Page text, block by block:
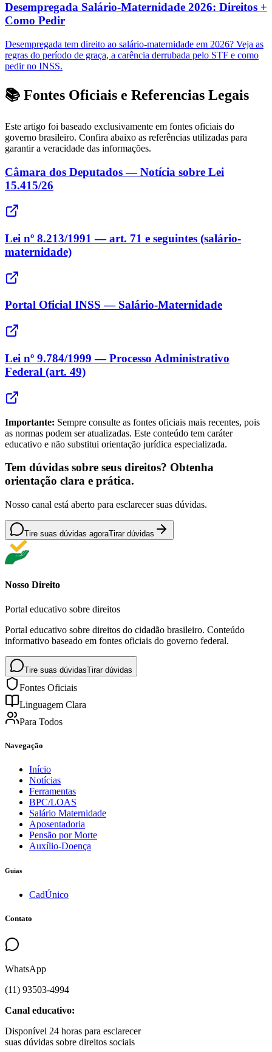
Desempregada Salário-Maternidade 2026: Direitos +
Como Pedir
Desempregada tem direito ao salário-maternidade em 2026? Veja as
regras do período de graça, a carência derrubada pelo STF e como
pedir no INSS.
📚 Fontes Oficiais e Referencias Legais
Este artigo foi baseado exclusivamente em fontes oficiais do
governo brasileiro. Confira abaixo as referências utilizadas para
garantir a veracidade das informações.
Câmara dos Deputados — Notícia sobre Lei
15.415/26
Lei nº 8.213/1991 — art. 71 e seguintes (salário-
maternidade)
Portal Oficial INSS — Salário-Maternidade
Lei nº 9.784/1999 — Processo Administrativo
Federal (art. 49)
Importante: Sempre consulte as fontes oficiais mais recentes, pois
as normas podem ser atualizadas. Este conteúdo tem caráter
educativo e não substitui orientação jurídica especializada.
Tem dúvidas sobre seus direitos? Obtenha
orientação clara e prática.
Nosso canal está aberto para esclarecer suas dúvidas.
Tire suas dúvidas agoraTirar dúvidas
Nosso Direito
Portal educativo sobre direitos
Portal educativo sobre direitos do cidadão brasileiro. Conteúdo
informativo baseado em fontes oficiais do governo federal.
Tire suas dúvidasTirar dúvidas
Fontes Oficiais
Linguagem Clara
Para Todos
Navegação
Início
Notícias
Ferramentas
BPC/LOAS
Salário Maternidade
Aposentadoria
Pensão por Morte
Auxílio-Doença
Guias
CadÚnico
Contato
WhatsApp
(11) 93503-4994
Canal educativo:
Disponível 24 horas para esclarecer
suas dúvidas sobre direitos sociais